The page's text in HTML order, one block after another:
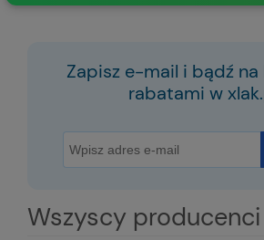
Zapisz e-mail i bądź na
rabatami w
Wszyscy producenci